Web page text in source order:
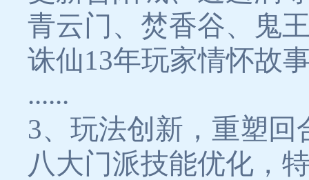
青云门、焚香谷、鬼
诛仙13年玩家情怀故
......
3、玩法创新，重塑回
八大门派技能优化，